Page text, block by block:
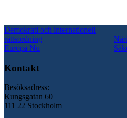
Demokrati och internationell
rättsordning
Europa Nu
Kontakt
Besöksadress:
Kungsgatan 60
111 22 Stockholm